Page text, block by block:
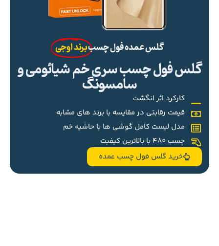
گلس عمده فول چسببرند اوجی
گلس فول چسب سری خم شیائومی و
سامسونگ
کارکرد اثر انگشت
قیمت رقابتی در مقایسه با برند های مشابه
مدل لیست کامل گوشی ها با حاشیه خم
چسب 480 با بالاترین کیفیت
خرید گلس فول چسب عمده